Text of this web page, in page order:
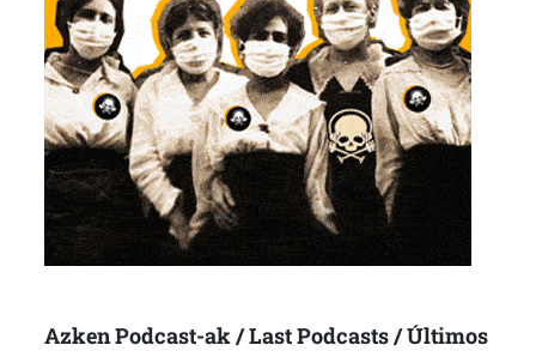
Azken Podcast-ak / Last Podcasts / Últimos